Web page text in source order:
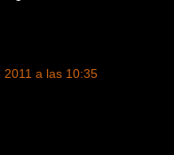
2011 a las 10:35